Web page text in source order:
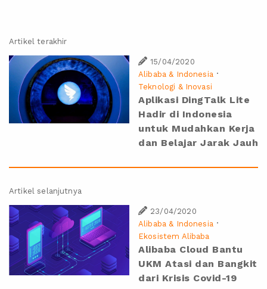
Artikel terakhir
15/04/2020
Alibaba & Indonesia·
Teknologi & Inovasi
Aplikasi DingTalk Lite
Hadir di Indonesia
untuk Mudahkan Kerja
dan Belajar Jarak Jauh
Artikel selanjutnya
23/04/2020
Alibaba & Indonesia·
Ekosistem Alibaba
Alibaba Cloud Bantu
UKM Atasi dan Bangkit
dari Krisis Covid-19